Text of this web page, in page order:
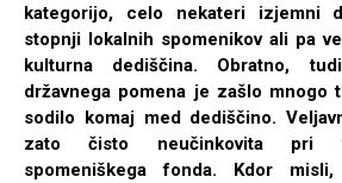
kategorijo, celo nekateri izjemni
stopnji lokalnih spomenikov ali pa
kulturna dediščina. Obratno,
državnega pomena je zašlo mnogo
sodilo komaj med dediščino.
zato čisto neučinkovita pri
spomeniškega fonda. Kdor